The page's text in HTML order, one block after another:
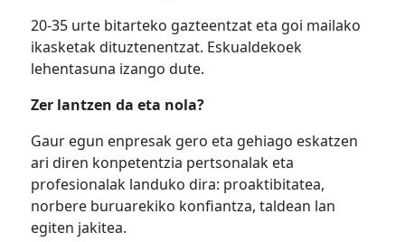
20-35 urte bitarteko gazteentzat eta goi mailako
ikasketak dituztenentzat. Eskualdekoek
lehentasuna izango dute.
Zer lantzen da eta nola?
Gaur egun enpresak gero eta gehiago eskatzen
ari diren konpetentzia pertsonalak eta
profesionalak landuko dira: proaktibitatea,
norbere buruarekiko konfiantza, taldean lan
egiten jakitea.